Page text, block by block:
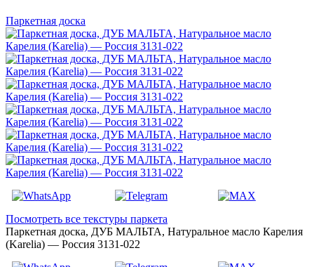
Паркетная доска
Посмотреть все текстуры паркета
Паркетная доска, ДУБ МАЛЬТА, Натуральное масло Карелия
(Karelia) — Россия 3131-022